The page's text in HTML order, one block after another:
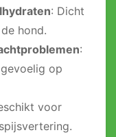
: Dicht
hond.
:
op
voor